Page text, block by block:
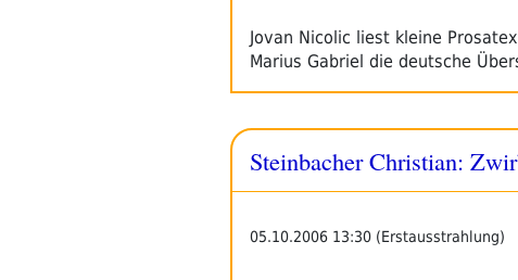
Jovan Nicolic liest kleine
Marius Gabriel die deutsche
Steinbacher Christian:
05.10.2006 13:30 (Erstausstrahlung)